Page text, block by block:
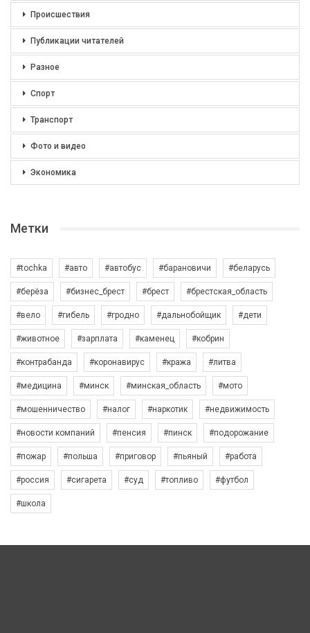
Происшествия
Публикации читателей
Разное
Спорт
Транспорт
Фото и видео
Экономика
Метки
#tochka #авто #автобус #барановичи #беларусь
#берёза #бизнес_брест #брест #брестская_область
#вело #гибель #гродно #дальнобойщик #дети
#животное #зарплата #каменец #кобрин
#контрабанда #коронавирус #кража #литва
#медицина #минск #минская_область #мото
#мошенничество #налог #наркотик #недвижимость
#новости компаний #пенсия #пинск #подорожание
#пожар #польша #приговор #пьяный #работа
#россия #сигарета #суд #топливо #футбол
#школа